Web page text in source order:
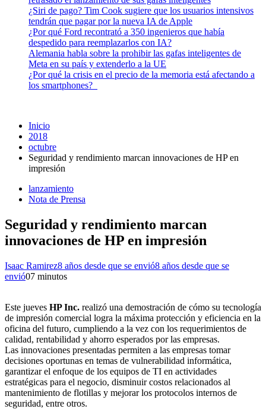
¿Siri de pago? Tim Cook sugiere que los usuarios intensivos
tendrán que pagar por la nueva IA de Apple
¿Por qué Ford recontrató a 350 ingenieros que había
despedido para reemplazarlos con IA?
Alemania habla sobre la prohibir las gafas inteligentes de
Meta en su país y extenderlo a la UE
¿Por qué la crisis en el precio de la memoria está afectando a
los smartphones?
Inicio
2018
octubre
Seguridad y rendimiento marcan innovaciones de HP en
impresión
lanzamiento
Nota de Prensa
Seguridad y rendimiento marcan
innovaciones de HP en impresión
Isaac Ramirez8 años desde que se envió8 años desde que se
envió07 minutos
Este jueves HP Inc. realizó una demostración de cómo su tecnología
de impresión comercial logra la máxima protección y eficiencia en la
oficina del futuro, cumpliendo a la vez con los requerimientos de
calidad, rentabilidad y ahorro esperados por las empresas.
Las innovaciones presentadas permiten a las empresas tomar
decisiones oportunas en temas de vulnerabilidad informática,
garantizar el enfoque de los equipos de TI en actividades
estratégicas para el negocio, disminuir costos relacionados al
mantenimiento de flotillas y mejorar los protocolos internos de
seguridad, entre otros.